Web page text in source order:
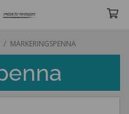
/ MARKERINGSPENNA